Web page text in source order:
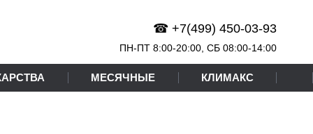
☎ +7(499) 450-03-93
ПН-ПТ 8:00-20:00, СБ 08:00-14:00
МЕСЯЧНЫЕ КЛИМАКС